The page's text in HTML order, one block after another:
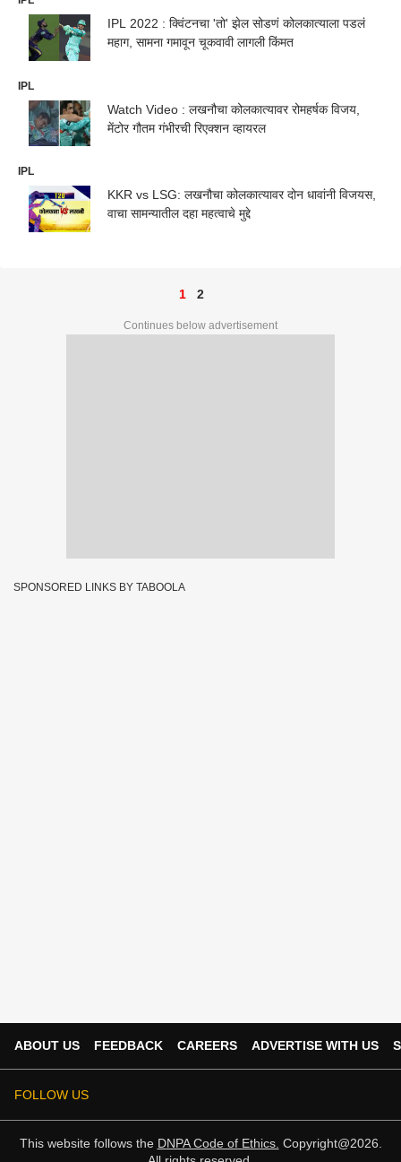
IPL 2022 : क्विंटनचा 'तो' झेल सोडणं कोलकात्याला पडलं
महाग, सामना गमावून चूकवावी लागली किंमत
IPL
Watch Video : लखनौचा कोलकात्यावर रोमहर्षक विजय,
मेंटोर गौतम गंभीरची रिएक्शन व्हायरल
IPL
KKR vs LSG: लखनौचा कोलकात्यावर दोन धावांनी विजयस,
वाचा सामन्यातील दहा महत्वाचे मुद्दे
1 2
Continues below advertisement
SPONSORED LINKS BY TABOOLA
ABOUT US FEEDBACK CAREERS ADVERTISE WITH US
FOLLOW US
This website follows the DNPA Code of Ethics. Copyright@2026.